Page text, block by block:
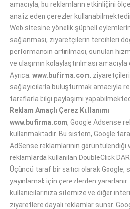
amacıyla, bu reklamların etkinliğini
analiz eden çerezler
Web sitesine yönelik şüpheli
sağlanması, ziyaretçilerin tercihleri
performansın artırılması, sunulan
ve ulaşımın kolaylaştırılması
Ayrıca, www.bufirma.com,
sağlayıcılarla buluşturmak amacıyla
taraflarla bilgi paylaşımı
Reklam Amaçlı Çerez Kullanımı
www.bufirma.com, Google Adsense
kullanmaktadır. Bu sistem, Google
AdSense reklamlarının
reklamlarda kullanılan DoubleClick
Üçüncü taraf bir satıcı olarak Google,
yayınlamak için çerezlerden
kullanıcılarınıza sitemize ve diğer
ziyaretlere dayalı reklamlar sunar.